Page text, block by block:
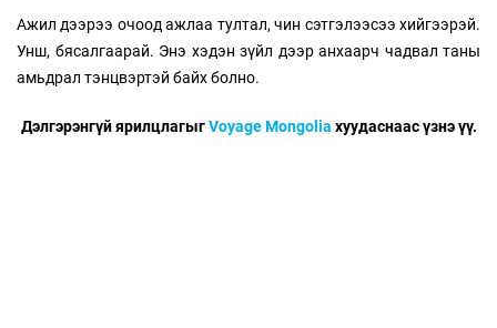
Ажил дээрээ очоод ажлаа тултал, чин сэтгэлээсээ хийгээрэй.
Унш, бясалгаарай. Энэ хэдэн зүйл дээр анхаарч чадвал таны
амьдрал тэнцвэртэй байх болно.
Дэлгэрэнгүй ярилцлагыгVoyage Mongolia хуудаснаас үзнэ үү.